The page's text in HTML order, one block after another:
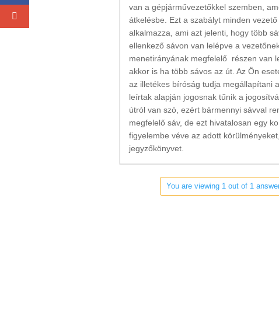
van a gépjárművezetőkkel szemben,
átkelésbe. Ezt a szabályt minden
alkalmazza, ami azt jelenti, hogy több
ellenkező sávon van lelépve a
menetirányának megfelelő részen van
akkor is ha több sávos az út. Az Ön
az illetékes bíróság tudja megállapítani
leírtak alapján jogosnak tűnik a
útról van szó, ezért bármennyi sávval
megfelelő sáv, de ezt hivatalosan egy
figyelembe véve az adott
jegyzőkönyvet.
You are viewing 1 out of 1